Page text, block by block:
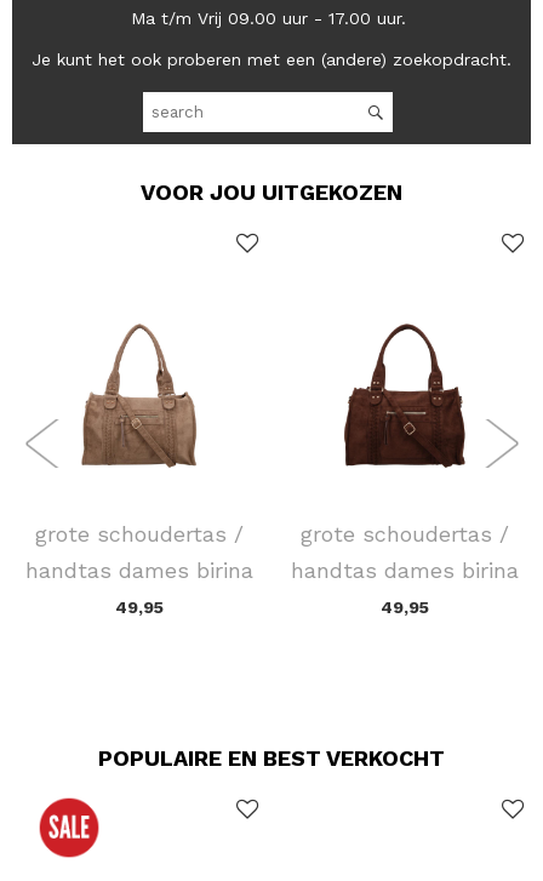
Ma t/m Vrij 09.00 uur - 17.00 uur.
Je kunt het ook proberen met een (andere) zoekopdracht.
VOOR JOU UITGEKOZEN
grote schoudertas /
handtas dames birina
49,95
grote schoudertas /
handtas dames birina
49,95
POPULAIRE EN BEST VERKOCHT